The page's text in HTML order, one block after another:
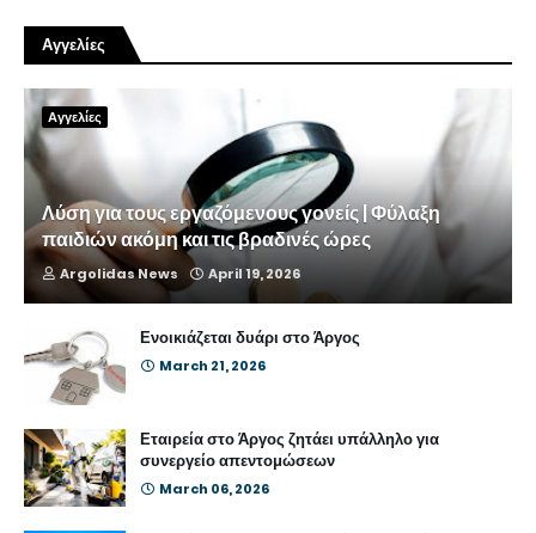
Αγγελίες
Αγγελίες
Λύση για τους εργαζόμενους γονείς | Φύλαξη
παιδιών ακόμη και τις βραδινές ώρες
Argolidas News April 19, 2026
Ενοικιάζεται δυάρι στο Άργος
March 21, 2026
Εταιρεία στο Άργος ζητάει υπάλληλο για
συνεργείο απεντομώσεων
March 06, 2026